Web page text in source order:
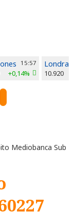
15:57
+0,14%
Londra
10.920
Mediobanca Sub